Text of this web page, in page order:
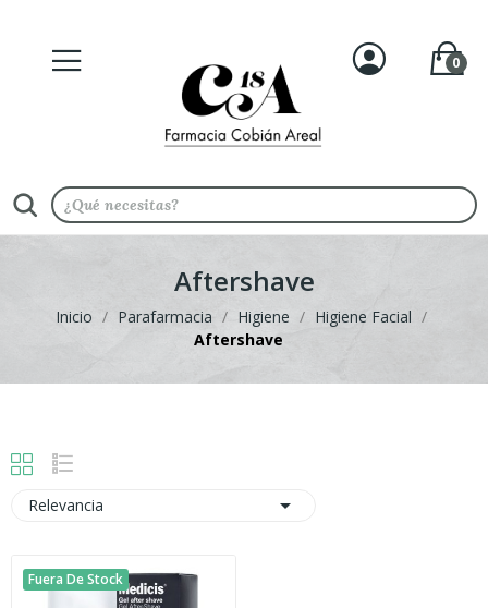
0
Aftershave
Inicio Parafarmacia Higiene
Higiene Facial
Aftershave
Relevancia 
Fuera De Stock